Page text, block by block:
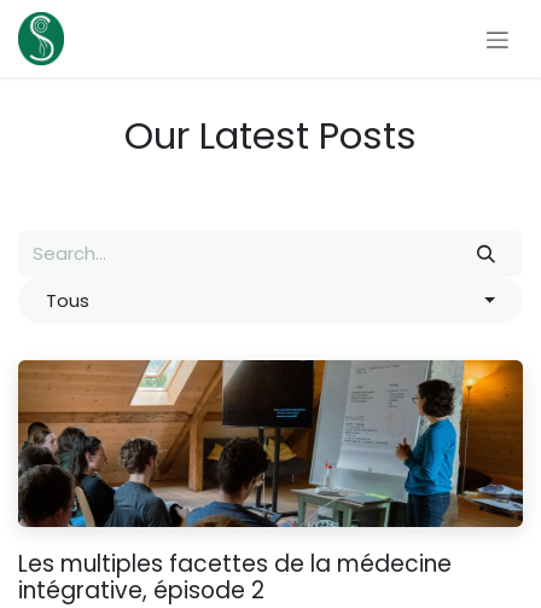
Skip to Content
Our Latest Posts
Tous
Les multiples facettes de la médecine
intégrative, épisode 2